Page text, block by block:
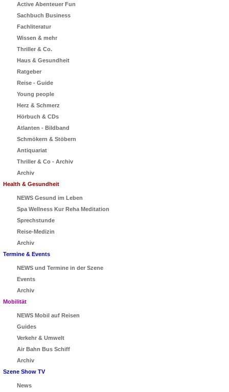
Active Abenteuer Fun
Sachbuch Business
Fachliteratur
Wissen & mehr
Thriller & Co.
Haus & Gesundheit
Ratgeber
Reise - Guide
Young people
Herz & Schmerz
Hörbuch & CDs
Atlanten - Bildband
Schmökern & Stöbern
Antiquariat
Thriller & Co - Archiv
Archiv
Health & Gesundheit
NEWS Gesund im Leben
Spa Wellness Kur Reha Meditation
Sprechstunde
Reise-Medizin
Archiv
Termine & Events
NEWS und Termine in der Szene
Events
Archiv
Mobilität
NEWS Mobil auf Reisen
Guides
Verkehr & Umwelt
Air Bahn Bus Schiff
Archiv
Szene Show TV
News